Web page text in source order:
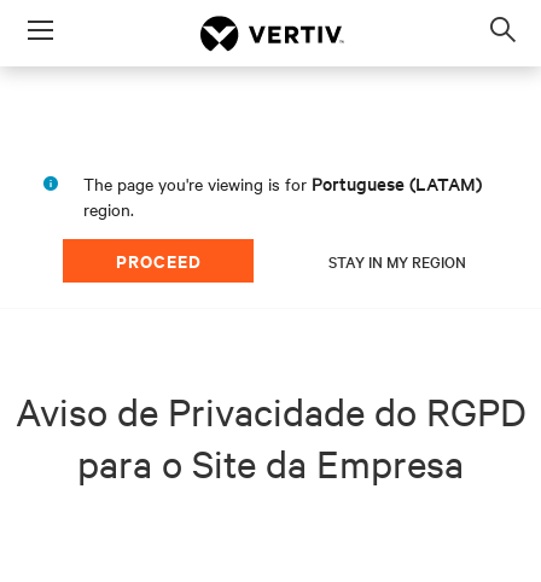
Menu
The page you're viewing is for Portuguese (LATAM)
region.
PROCEED STAY IN MY REGION
Aviso de Privacidade do RGPD
para o Site da Empresa